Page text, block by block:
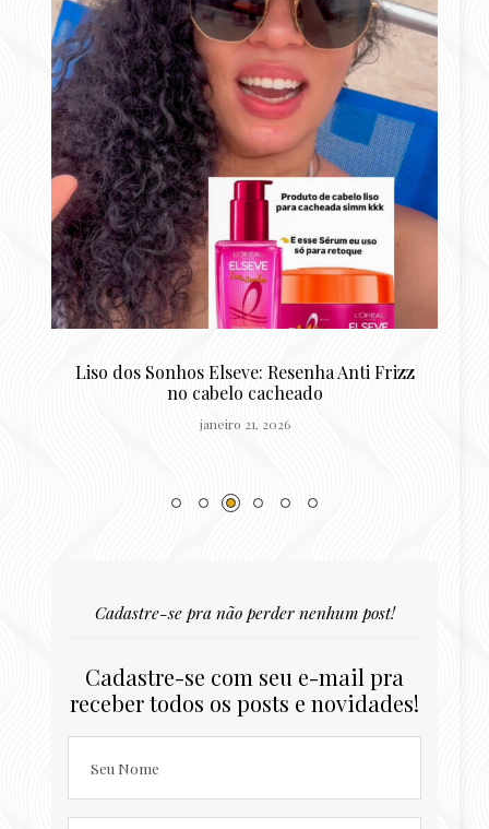
Liso dos Sonhos Elseve: Resenha Anti Frizz
no cabelo cacheado
janeiro 21, 2026
Cadastre-se pra não perder nenhum post!
Cadastre-se com seu e-mail pra
receber todos os posts e novidades!
Seu Nome